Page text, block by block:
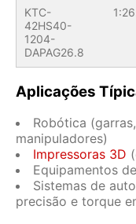
KTC-
42HS40-
1204-
DAPAG26.8
Aplicações
Robótica (garras,
manipuladores)
Impressoras 3D
Equipamentos
Sistemas de
precisão e torque